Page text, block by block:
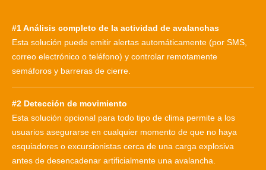
#1 Análisis completo de la actividad de avalanchas
Esta solución puede emitir alertas automáticamente (por SMS,
correo electrónico o teléfono) y controlar remotamente
semáforos y barreras de cierre.
#2 Detección de movimiento
Esta solución opcional para todo tipo de clima permite a los
usuarios asegurarse en cualquier momento de que no haya
esquiadores o excursionistas cerca de una carga explosiva
antes de desencadenar artificialmente una avalancha.